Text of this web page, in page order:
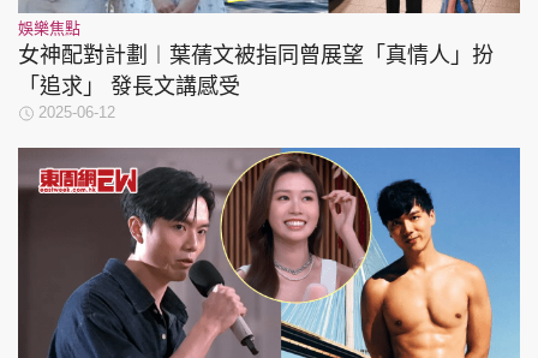
娛樂焦點
女神配對計劃︱葉蒨文被指同曾展望「真情人」扮
「追求」 發長文講感受
2025-06-12